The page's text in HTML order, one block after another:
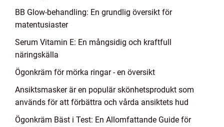
BB Glow-behandling: En grundlig översikt för
matentusiaster
Serum Vitamin E: En mångsidig och kraftfull
näringskälla
Ögonkräm för mörka ringar - en översikt
Ansiktsmasker är en populär skönhetsprodukt som
används för att förbättra och vårda ansiktets hud
Ögonkräm Bäst i Test: En Allomfattande Guide för